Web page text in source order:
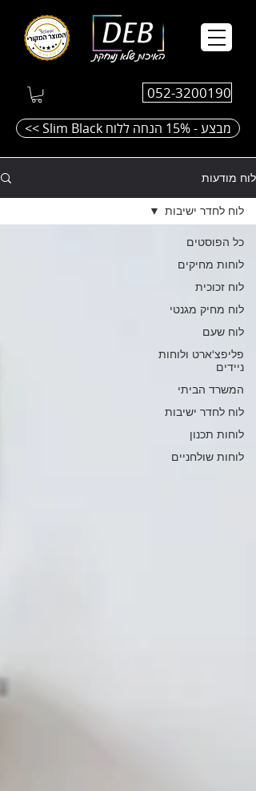
052-3200190
<< Slim Black מבצע - 15% הנחה ללוח
לוח מודעות
כל הפוסטים
לוחות מחיקים
לוח זכוכית
לוח מחיק מגנטי
לוח שעם
פליפצ'ארט ולוחות
ניידים
המשרד הביתי
לוח לחדר ישיבות
לוחות תכנון
לוחות שולחניים
לוח לחדר ישיבות